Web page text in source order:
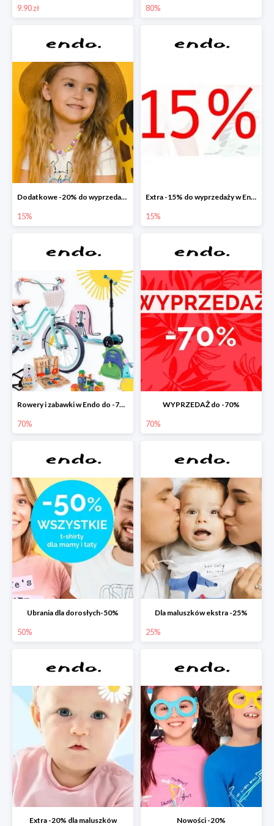
9.90 zł 80%
Dodatkowe -20% do wyprzedaży w Endo
15%
Extra -15% do wyprzedaży w Endo
15%
Rowery i zabawki w Endo do -70%
70%
WYPRZEDAŻ do -70%
70%
Ubrania dla dorosłych-50%
50%
Dla maluszków ekstra -25%
25%
Extra -20% dla maluszków Nowości -20%